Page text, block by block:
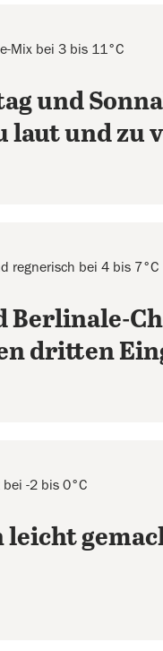
Mix bei 3 bis 11°C
und
laut und zu
regnerisch bei 4 bis 7°C
Berlinale-
dritten
-2 bis 0°C
leicht